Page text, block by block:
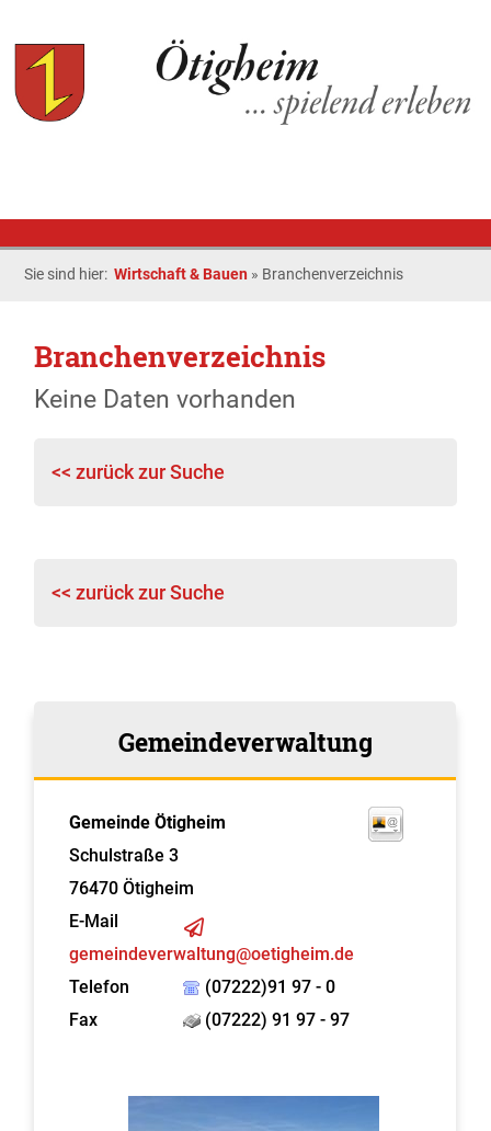
Sie sind hier:Wirtschaft & Bauen » Branchenverzeichnis
Branchenverzeichnis
Keine Daten vorhanden
<< zurück zur Suche
<< zurück zur Suche
Gemeindeverwaltung
Gemeinde Ötigheim
Schulstraße 3
76470 Ötigheim
E-Mail
gemeindeverwaltung@oetigheim.de
Telefon
(07222)91 97 - 0
Fax
(07222) 91 97 - 97